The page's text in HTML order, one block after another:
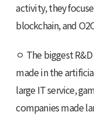
activity, they
blockchain, and
ㅇ The biggest
made in the
large IT service,
companies made